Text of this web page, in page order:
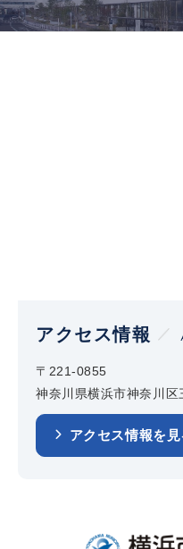
アクセス情報
〒221-0855
神奈川県横浜市神奈川区
アクセス情報を見